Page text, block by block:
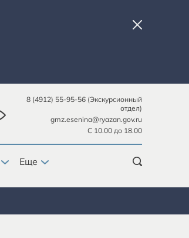
8 (4912) 55-95-56 (Экскурсионный
отдел)
gmz.esenina@ryazan.gov.ru
С 10.00 до 18.00
Еще